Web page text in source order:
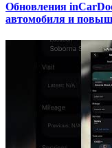
Обновления
автомобиля и